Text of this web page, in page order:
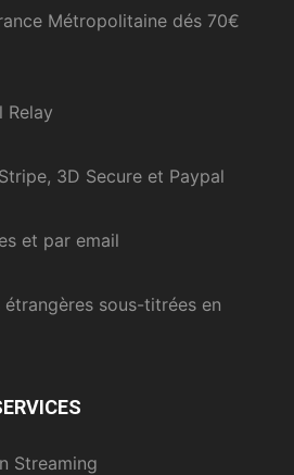
Métropolitaine dés 70€
Relay
3D Secure et Paypal
et par email
étrangères sous-titrées en
Streaming